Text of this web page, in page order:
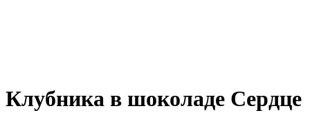
Клубника в шоколаде Сердце